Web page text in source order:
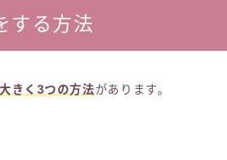
する方法
きく3つの方法があります。